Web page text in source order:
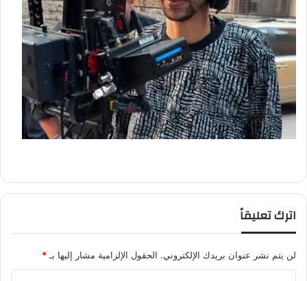
اترك تعليقاً
لن يتم نشر عنوان بريدك الإلكتروني. الحقول الإلزامية مشار إليها بـ *